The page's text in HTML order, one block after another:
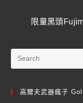
限量黑頭
高爾夫武器瘋子